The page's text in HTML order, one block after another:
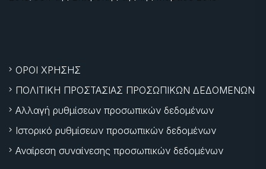
ΟΡΟΙ ΧΡΗΣΗΣ
ΠΟΛΙΤΙΚΗ ΠΡΟΣΤΑΣΙΑΣ ΠΡΟΣΩΠΙΚΩΝ ΔΕΔΟΜΕΝΩΝ
Αλλαγή ρυθμίσεων προσωπικών δεδομένων
Ιστορικό ρυθμίσεων προσωπικών δεδομένων
Αναίρεση συναίνεσης προσωπικών δεδομένων